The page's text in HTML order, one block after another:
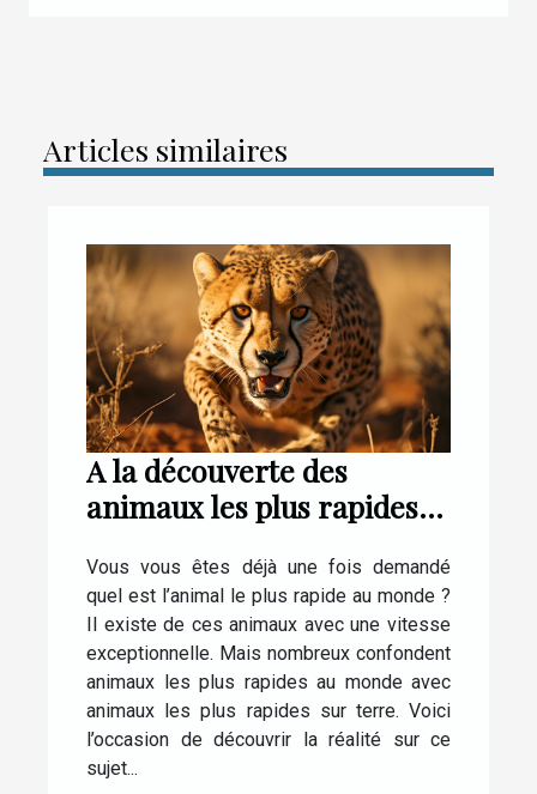
Articles similaires
A la découverte des
animaux les plus rapides
Vous vous êtes déjà une fois demandé
quel est l’animal le plus rapide au monde ?
Il existe de ces animaux avec une vitesse
exceptionnelle. Mais nombreux confondent
animaux les plus rapides au monde avec
animaux les plus rapides sur terre. Voici
l’occasion de découvrir la réalité sur ce
sujet...